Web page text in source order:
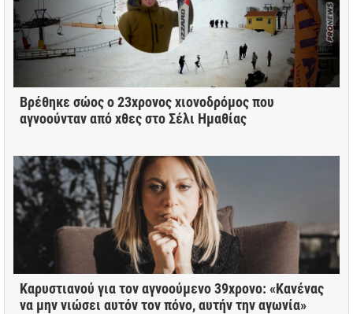
Βρέθηκε σώος ο 23χρονος χιονοδρόμος που
αγνοούνταν από χθες στο Σέλι Ημαθίας
Καρυστιανού για τον αγνοούμενο 39χρονο: «Κανένας
να μην νιώσει αυτόν τον πόνο, αυτήν την αγωνία»